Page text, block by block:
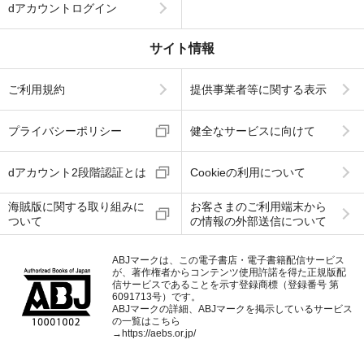
dアカウントログイン
サイト情報
ご利用規約 提供事業者等に関する表示
プライバシーポリシー 健全なサービスに向けて
dアカウント2段階認証とは Cookieの利用について
海賊版に関する取り組みに
ついて
お客さまのご利用端末から
の情報の外部送信について
ABJマークは、この電子書店・電子書籍配信サービス
が、著作権者からコンテンツ使用許諾を得た正規版配
信サービスであることを示す登録商標（登録番号 第
6091713号）です。
ABJマークの詳細、ABJマークを掲示しているサービス
の一覧はこちら
→https://aebs.or.jp/